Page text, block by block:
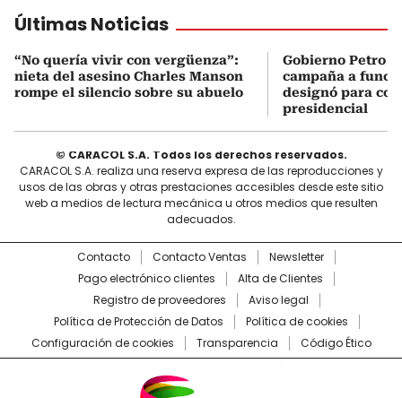
Últimas Noticias
“No quería vivir con vergüenza”:
nieta del asesino Charles Manson
rompe el silencio sobre su abuelo
Gobierno Petro
campaña a
designó para
presidencial
© CARACOL S.A. Todos los derechos reservados.
CARACOL S.A. realiza una reserva expresa de las reproducciones y
usos de las obras y otras prestaciones accesibles desde este sitio
web a medios de lectura mecánica u otros medios que resulten
adecuados.
Contacto Contacto Ventas
Newsletter
Pago electrónico clientes
Alta de Clientes
Registro de proveedores
Aviso legal
Política de Protección de Datos
Política de cookies
Configuración de cookies
Transparencia Código Ético